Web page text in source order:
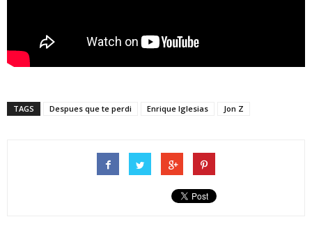
TAGS Despues que te perdi Enrique Iglesias Jon Z